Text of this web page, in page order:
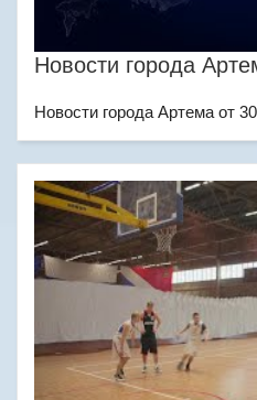
Новости города
Новости города Артема от